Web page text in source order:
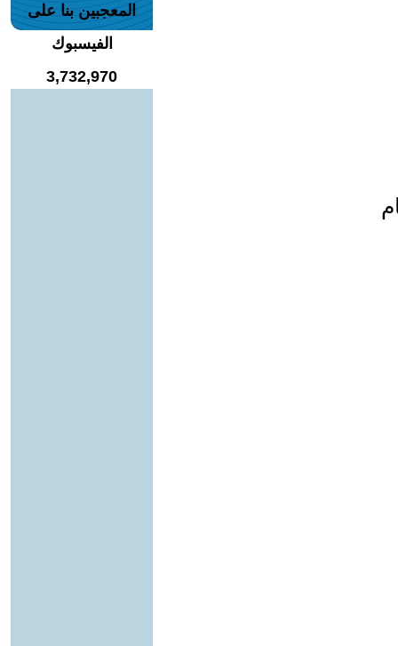
المعجبين بنا على
الفيسبوك
3,732,970